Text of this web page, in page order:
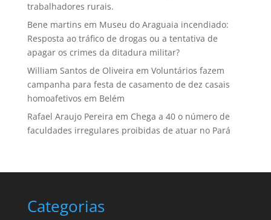
trabalhadores rurais.
Bene martins em Museu do Araguaia incendiado:
Resposta ao tráfico de drogas ou a tentativa de
apagar os crimes da ditadura militar?
William Santos de Oliveira em Voluntários fazem
campanha para festa de casamento de dez casais
homoafetivos em Belém
Rafael Araujo Pereira em Chega a 40 o número de
faculdades irregulares proibidas de atuar no Pará
Categorias